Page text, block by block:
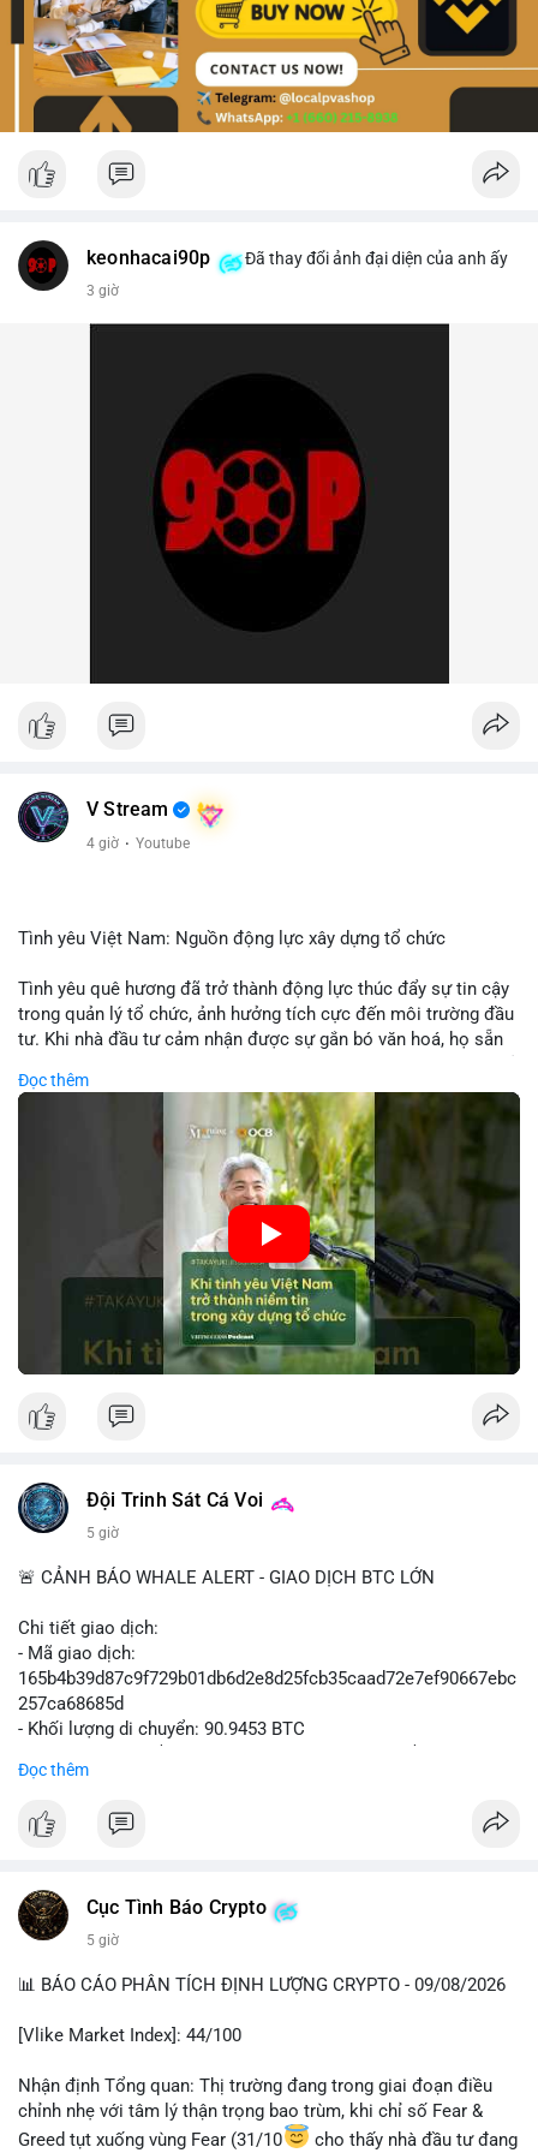
keonhacai90p Đã thay đổi ảnh đại diện của anh ấy
3 giờ
V Stream
4 giờ · Youtube
Tình yêu Việt Nam: Nguồn động lực xây dựng tổ chức
Tình yêu quê hương đã trở thành động lực thúc đẩy sự tin cậy
trong quản lý tổ chức, ảnh hưởng tích cực đến môi trường đầu
tư. Khi nhà đầu tư cảm nhận được sự gắn bó văn hoá, họ sẵn
các công ty blockchain và tiền mã hoá. Sự tăng cường niềm
tin này giúp giảm rủi ro thị trường, cải thiện chi phí vốn và thúc
đẩy sự phát triển bền vững của ngành công nghệ tài chính. Các
nhà quản lý cần khai thác tinh thần này để xây dựng chiến lược
phát triển bền vững và thu hút vốn đầu tư.
🎥 Xem video trực tiếp tại:
Nguồn: VIETSUCCESS
Đọc thêm
Đội Trinh Sát Cá Voi
5 giờ
🚨 CẢNH BÁO WHALE ALERT - GIAO DỊCH BTC LỚN
Chi tiết giao dịch:
- Mã giao dịch:
165b4b39d87c9f729b01db6d2e8d25fcb35caad72e7ef90667ebc
257ca68685d
- Khối lượng di chuyển: 90.9453 BTC
USD)
triệu USD, được chuyển trong một giao dịch duy nhất cho thấy
chủ thể có quy mô tài chính lớn. Nếu điểm đến là ví sàn giao
ngắn hạn. Ngược lại, nếu dòng tiền đổ về ví lạnh hoặc ví tự
giảm thiểu rủi ro sàn. Việc thiếu thông tin địa chỉ nguồn/đích
xác nhận tiếp theo để xác định xu hướng dòng tiền lớn trước
khi hành động.
Đọc thêm
Cục Tình Báo Crypto
5 giờ
📊 BÁO CÁO PHÂN TÍCH ĐỊNH LƯỢNG CRYPTO - 09/08/2026
[Vlike Market Index]: 44/100
Nhận định Tổng quan: Thị trường đang trong giai đoạn điều
chỉnh nhẹ với tâm lý thận trọng bao trùm, khi chỉ số Fear &
Greed tụt xuống vùng Fear (31/10
cho thấy nhà đầu tư đang